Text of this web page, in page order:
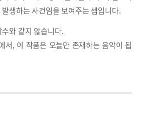
생하는 사건임을 보여주는 셈입니다.
와 같지 않습니다.
서, 이 작품은 오늘만 존재하는 음악이 됩